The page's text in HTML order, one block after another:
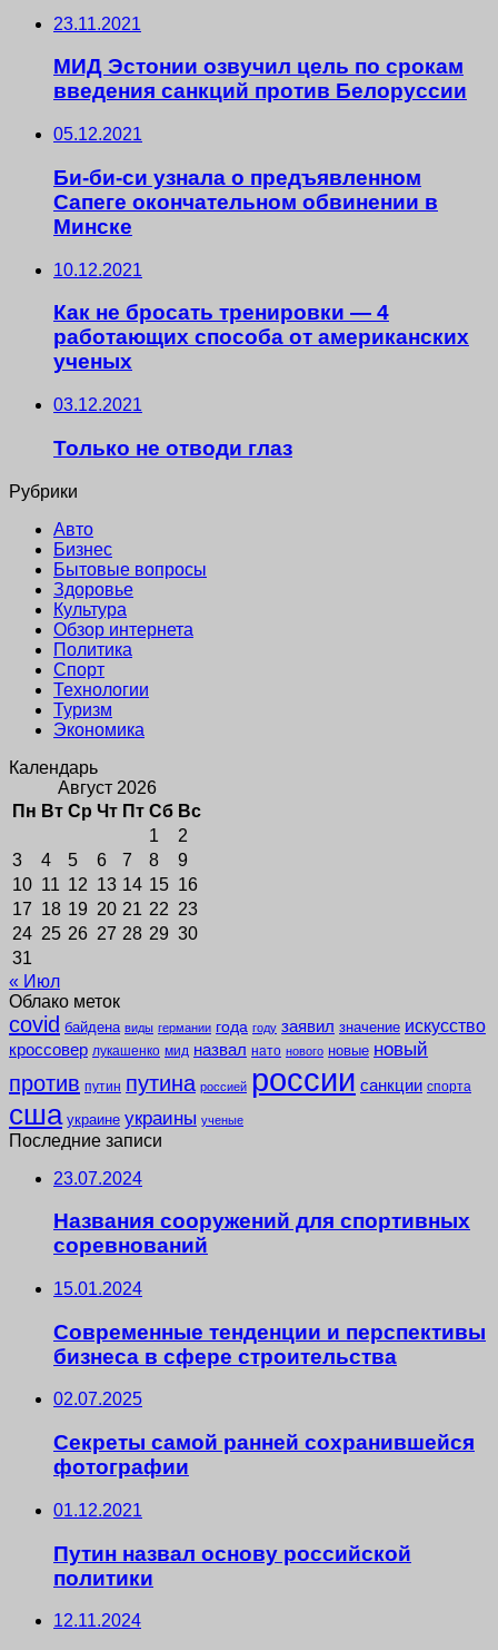
23.11.2021
МИД Эстонии озвучил цель по срокам
введения санкций против Белоруссии
05.12.2021
Би-би-си узнала о предъявленном
Сапеге окончательном обвинении в
Минске
10.12.2021
Как не бросать тренировки — 4
работающих способа от американских
ученых
03.12.2021
Только не отводи глаз
Рубрики
Авто
Бизнес
Бытовые вопросы
Здоровье
Культура
Обзор интернета
Политика
Спорт
Технологии
Туризм
Экономика
Календарь
Август 2026
Пн Вт Ср Чт Пт Сб Вс
1
2
3
4 5 6 7 8
9
10 11 12 13 14 15 16
17 18 19 20 21 22 23
24 25 26 27 28 29 30
31
« Июл
Облако меток
covid байдена виды германии года году заявил значение искусство
кроссовер лукашенко мид назвал нато нового новые новый
против путин путина россией россии санкции спорта
сша украине украины ученые
Последние записи
23.07.2024
Названия сооружений для спортивных
соревнований
15.01.2024
Современные тенденции и перспективы
бизнеса в сфере строительства
02.07.2025
Секреты самой ранней сохранившейся
фотографии
01.12.2021
Путин назвал основу российской
политики
12.11.2024